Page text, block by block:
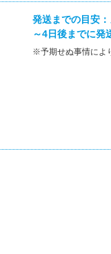
発送までの目安
～4日後までに発
※予期せぬ事情によ